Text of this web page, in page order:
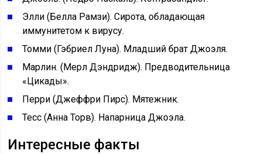
Элли (Белла Рамзи). Сирота, обладающая
иммунитетом к вирусу.
Томми (Гэбриел Луна). Младший брат Джоэля.
Марлин. (Мерл Дэндридж). Предводительница
«Цикады».
Перри (Джеффри Пирс). Мятежник.
Тесс (Анна Торв). Напарница Джоэла.
Интересные факты